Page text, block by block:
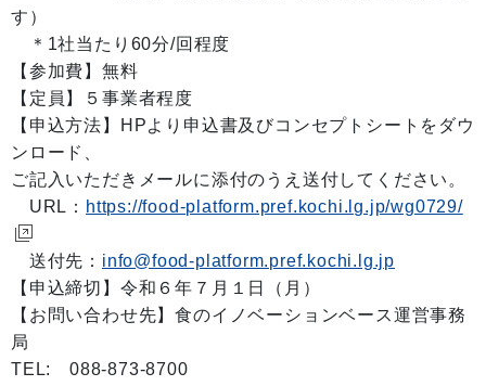
す）
＊1社当たり60分/回程度
【参加費】無料
【定員】５事業者程度
【申込方法】HPより申込書及びコンセプトシートをダウ
ンロード、
ご記入いただきメールに添付のうえ送付してください。
URL： https://food-platform.pref.kochi.lg.jp/wg0729/
送付先： info@food-platform.pref.kochi.lg.jp
【申込締切】令和６年７月１日（月）
【お問い合わせ先】食のイノベーションベース運営事務
局
TEL: 088-873-8700